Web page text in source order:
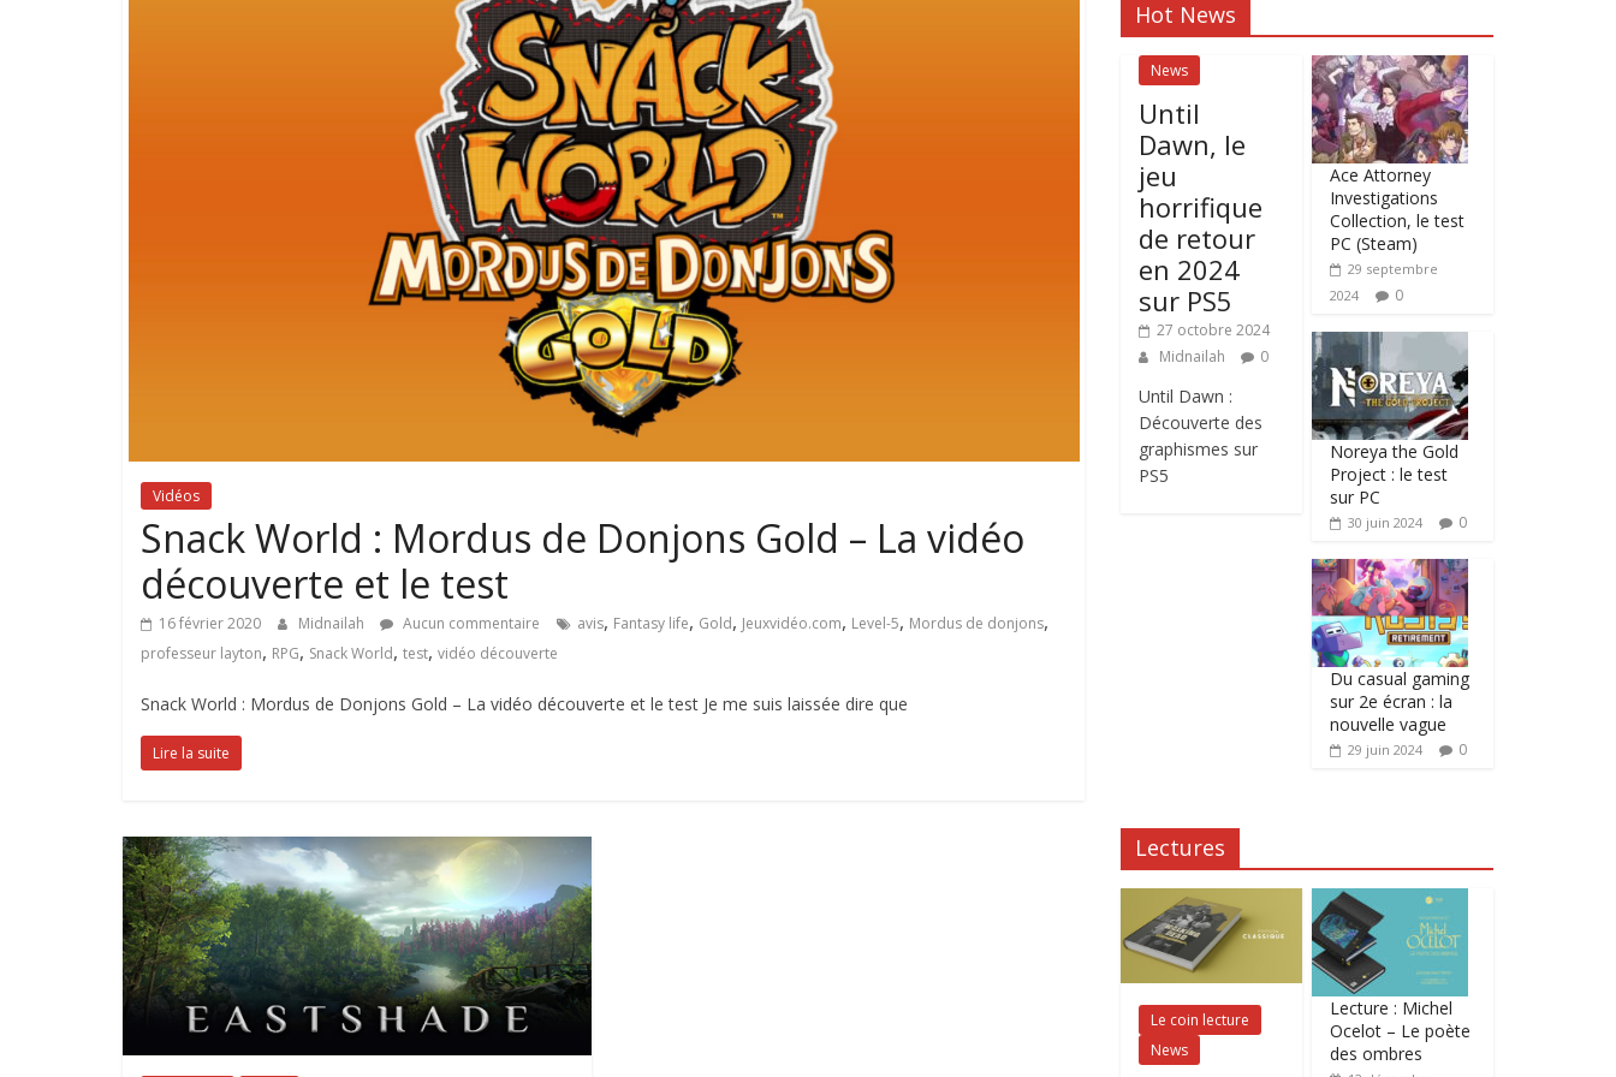
Vidéos
Snack World : Mordus de Donjons Gold – La vidéo
découverte et le test
16 février 2020 Midnailah Aucun commentaire avis, Fantasy life, Gold, Jeuxvidéo.com, Level-5, Mordus de donjons,
professeur layton, RPG, Snack World, test, vidéo découverte
Snack World : Mordus de Donjons Gold – La vidéo découverte et le test Je me suis laissée dire que
Lire la suite
Hot News
News
Until
Dawn, le
jeu
horrifique
de retour
en 2024
sur PS5
27 octobre 2024
Midnailah
0
Until Dawn :
Découverte des
graphismes sur
PS5
Ace Attorney
Investigations
Collection, le test
PC (Steam)
29 septembre
2024
0
Noreya the Gold
Project : le test
sur PC
30 juin 2024 0
Du casual gaming
sur 2e écran : la
nouvelle vague
29 juin 2024 0
Lectures
Le coin lecture
News
Lecture : Michel
Ocelot – Le poète
des ombres